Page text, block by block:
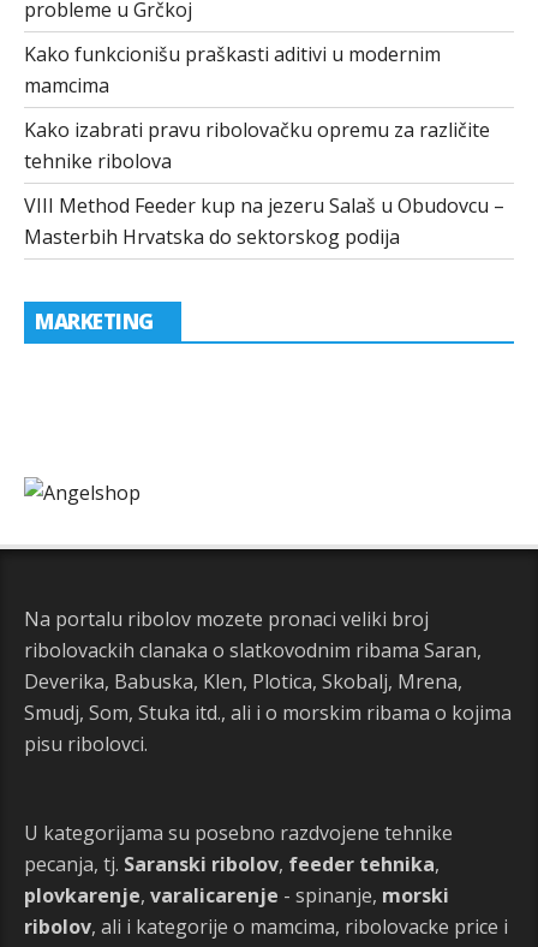
probleme u Grčkoj
Kako funkcionišu praškasti aditivi u modernim
mamcima
Kako izabrati pravu ribolovačku opremu za različite
tehnike ribolova
VIII Method Feeder kup na jezeru Salaš u Obudovcu –
Masterbih Hrvatska do sektorskog podija
MARKETING
Na portalu ribolov mozete pronaci veliki broj
ribolovackih clanaka o slatkovodnim ribama Saran,
Deverika, Babuska, Klen, Plotica, Skobalj, Mrena,
Smudj, Som, Stuka itd., ali i o morskim ribama o kojima
pisu ribolovci.
U kategorijama su posebno razdvojene tehnike
pecanja, tj. Saranski ribolov, feeder tehnika,
plovkarenje, varalicarenje - spinanje, morski
ribolov, ali i kategorije o mamcima, ribolovacke price i